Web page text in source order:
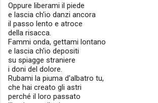
Oppure liberami il piede
e lascia ch'io danzi ancora
il passo lento e atroce
della risacca.
Fammi onda, gettami lontano
e lascia ch'io depositi
su spiagge straniere
i doni del dolore.
Rubami la piuma d'albatro tu,
che hai creato gli astri
perché il loro passato